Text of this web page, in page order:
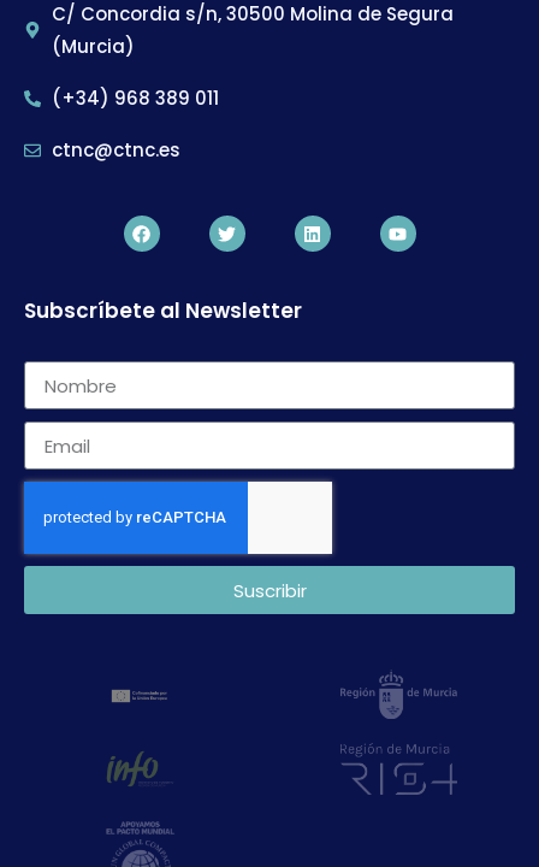
C/ Concordia s/n, 30500 Molina de Segura
(Murcia)
(+34) 968 389 011
ctnc@ctnc.es
Subscríbete al Newsletter
Suscribir